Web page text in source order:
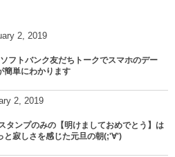
2, 2019
フトバンク友だちトークでスマホのデー
簡単にわかります
2, 2019
タンプのみの【明けましておめでとう】は
と寂しさを感じた元旦の朝(;'∀')